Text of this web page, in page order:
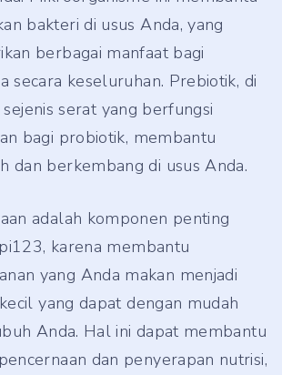
bakteri di usus Anda, yang
berbagai manfaat bagi
secara keseluruhan. Prebiotik, di
serat yang berfungsi
bagi probiotik, membantu
dan berkembang di usus Anda.
adalah komponen penting
karena membantu
yang Anda makan menjadi
yang dapat dengan mudah
Anda. Hal ini dapat membantu
dan penyerapan nutrisi,